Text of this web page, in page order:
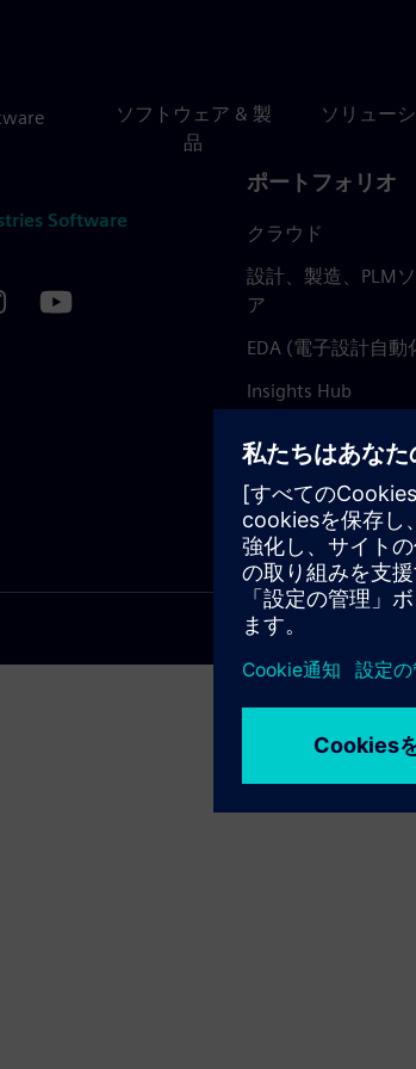
ソフトウェア & 製
品
ソリュー
Software
ポートフォリオ
クラウド
設計、製造、PLM
ア
EDA (電子設計自動
Insights Hub